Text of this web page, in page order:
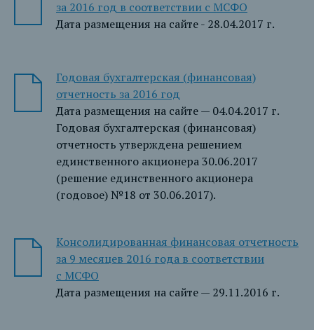
за 2016 год в соответствии с МСФО
Дата размещения на сайте - 28.04.2017 г.
Годовая бухгалтерская (финансовая)
отчетность за 2016 год
Дата размещения на сайте — 04.04.2017 г.
Годовая бухгалтерская (финансовая)
отчетность утверждена решением
единственного акционера 30.06.2017
(решение единственного акционера
(годовое) №18 от 30.06.2017).
Консолидированная финансовая отчетность
за 9 месяцев 2016 года в соответствии
с МСФО
Дата размещения на сайте — 29.11.2016 г.